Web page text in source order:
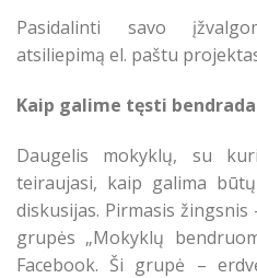
Pasidalinti savo
atsiliepimą el. paštu
Kaip galime tęsti
Daugelis mokyklų, su
teiraujasi, kaip galima
diskusijas. Pirmasis
grupės „Mokyklų
Facebook. Ši grupė –